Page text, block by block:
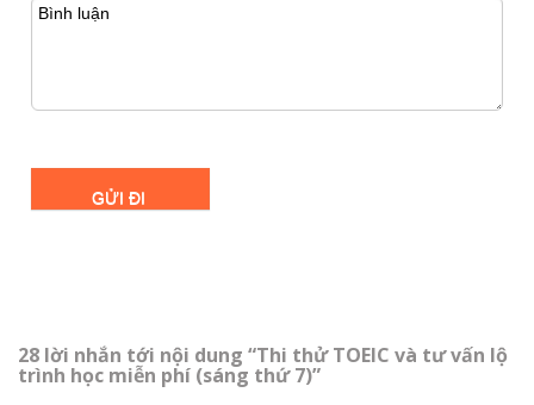
28 lời nhắn tới nội dung “Thi thử TOEIC và tư vấn lộ
trình học miễn phí (sáng thứ 7)”